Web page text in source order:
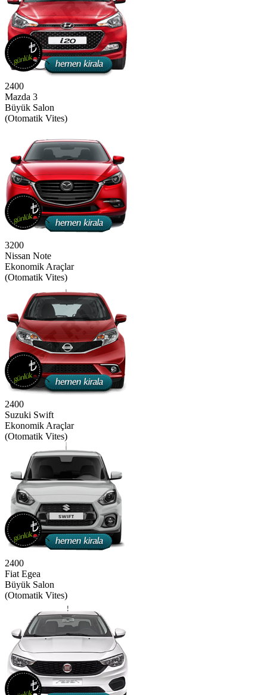
2400
Mazda 3
Büyük Salon
(Otomatik Vites)
3200
Nissan Note
Ekonomik Araçlar
(Otomatik Vites)
2400
Suzuki Swift
Ekonomik Araçlar
(Otomatik Vites)
2400
Fiat Egea
Büyük Salon
(Otomatik Vites)